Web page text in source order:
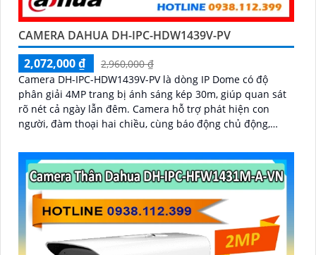
CAMERA DAHUA DH-IPC-HDW1439V-PV
2,072,000 ₫
2,960,000 ₫
Camera DH-IPC-HDW1439V-PV là dòng IP Dome có độ
phân giải 4MP trang bị ánh sáng kép 30m, giúp quan sát
rõ nét cả ngày lẫn đêm. Camera hỗ trợ phát hiện con
người, đàm thoại hai chiều, cùng báo động chủ động,